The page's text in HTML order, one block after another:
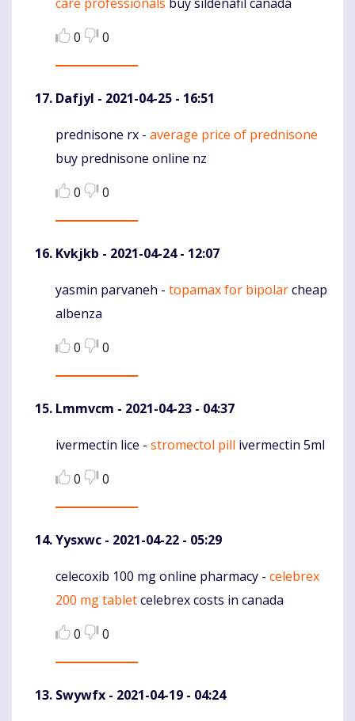
0
0
Dafjyl - 2021-04-25 - 16:51
Komentaras
prednisone rx - average price of prednisone
buy prednisone online nz
0
0
Kvkjkb - 2021-04-24 - 12:07
Komentaras
yasmin parvaneh - topamax for bipolarcheap
albenza
0
0
Lmmvcm - 2021-04-23 - 04:37
Komentaras
ivermectin lice - stromectol pill ivermectin 5ml
0
0
Yysxwc - 2021-04-22 - 05:29
Komentaras
celecoxib 100 mg online pharmacy - celebrex
200 mg tabletcelebrex costs in canada
0
0
Swywfx - 2021-04-19 - 04:24